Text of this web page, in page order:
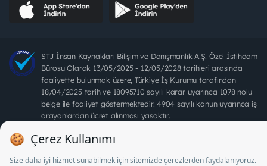
STJ İnsan Kaynakları Bilişim ve Danışmanlık A.Ş. Özel İstihdam
Bürosu Olarak 13/05/2025 - 12/05/2028 tarihleri arasında
faaliyette bulunmak üzere, Türkiye İş Kurumu tarafından
18/04/2025 tarih ve 18095710 sayılı karar uyarınca 1078 nolu
belge ile faaliyet göstermektedir. 4904 sayılı kanun uyarınca iş
arayanlardan ücret alınması yasaktır.